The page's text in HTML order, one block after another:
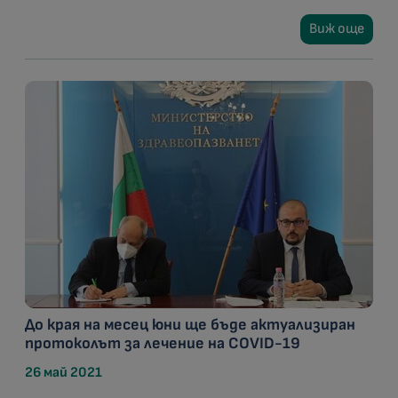
Виж още
До края на месец юни ще бъде актуализиран
протоколът за лечение на COVID-19
26 май 2021